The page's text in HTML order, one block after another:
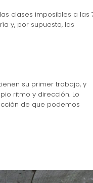
clases imposibles a las
y, por supuesto, las
su primer trabajo, y
ritmo y dirección. Lo
de que podemos